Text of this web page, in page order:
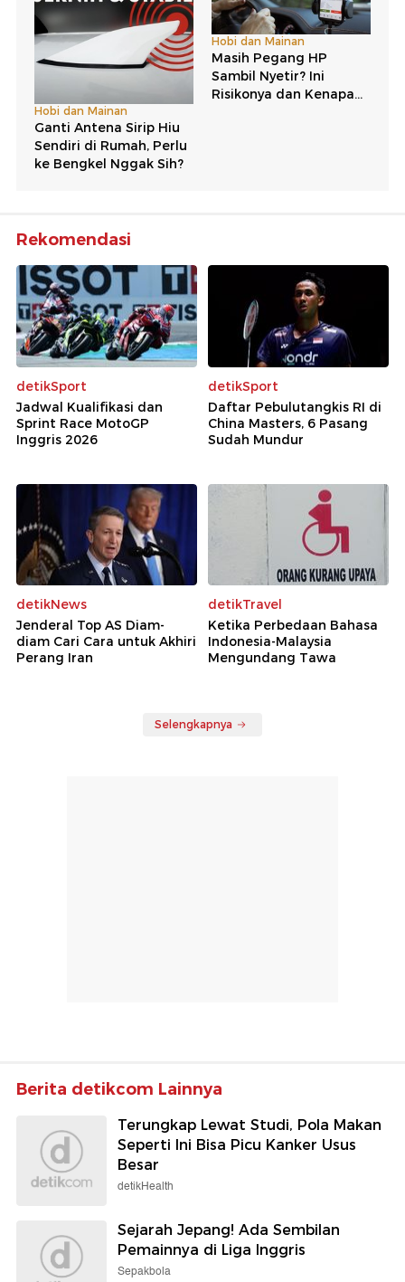
Rekomendasi
detikSport
Jadwal Kualifikasi dan
Sprint Race MotoGP
Inggris 2026
detikSport
Daftar Pebulutangkis RI di
China Masters, 6 Pasang
Sudah Mundur
detikNews
Jenderal Top AS Diam-
diam Cari Cara untuk Akhiri
Perang Iran
detikTravel
Ketika Perbedaan Bahasa
Indonesia-Malaysia
Mengundang Tawa
Selengkapnya
Berita detikcom Lainnya
Terungkap Lewat Studi, Pola Makan
Seperti Ini Bisa Picu Kanker Usus
Besar
detikHealth
Sejarah Jepang! Ada Sembilan
Pemainnya di Liga Inggris
Sepakbola